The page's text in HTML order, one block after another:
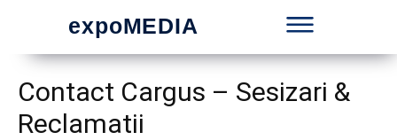
expoMEDIA
Contact Cargus – Sesizari &
Reclamatii